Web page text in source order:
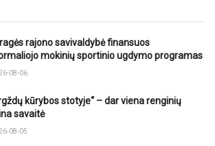
rajono savivaldybė finansuos
mokinių sportinio ugdymo programas
08-06
kūrybos stotyje“ – dar viena renginių
savaitė
08-05